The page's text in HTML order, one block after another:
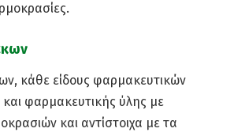
κάθε είδους φαρμακευτικών
και φαρμακευτικής ύλης με
και αντίστοιχα με τα